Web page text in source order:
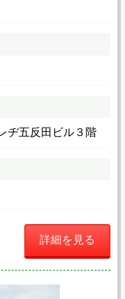
五反田ビル３階
詳細を見る